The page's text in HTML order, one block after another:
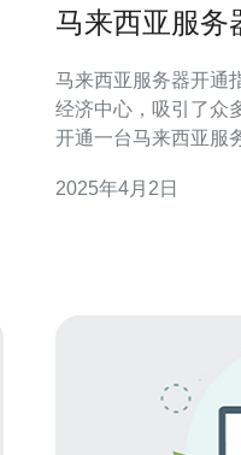
马来西亚服务
马来西亚服务器开通指南 马来西亚作为东南亚地
经济中心，吸引了众
开通一台马来西亚服
马来西亚服务器开通
2025年4月2日